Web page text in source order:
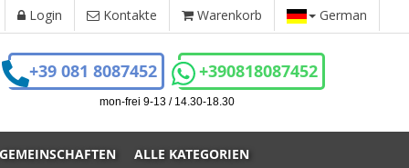
Login Kontakte Warenkorb German
+39 081 8087452 +390818087452
mon-frei 9-13 / 14.30-18.30
ALLE KATEGORIEN